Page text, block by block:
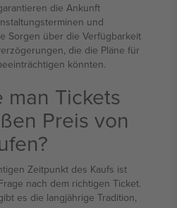
die Ankunft
und
Sorgen über die Verfügbarkeit
die die Pläne für
könnten.
man Tickets
Preis von
Zeitpunkt des Kaufs ist
nach dem richtigen Ticket.
es die langjährige Tradition,